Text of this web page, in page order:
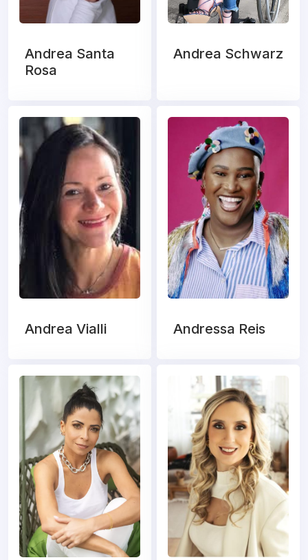
Andrea Santa
Rosa
Andrea Schwarz
Andrea Vialli Andressa Reis